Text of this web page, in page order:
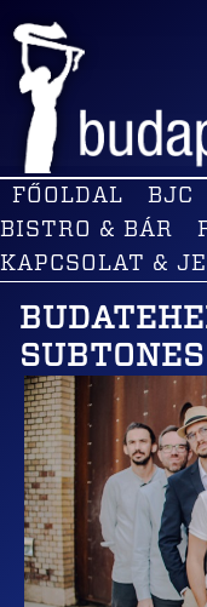
FŐOLDAL BJC
BISTRO & BÁR
KAPCSOLAT &
SUBTONES